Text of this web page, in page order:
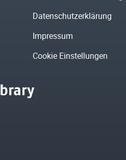
Datenschutzerklärung
Impressum
Cookie Einstellungen